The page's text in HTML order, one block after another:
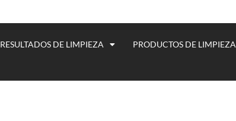
RESULTADOS DE LIMPIEZA PRODUCTOS DE LIMPIEZA